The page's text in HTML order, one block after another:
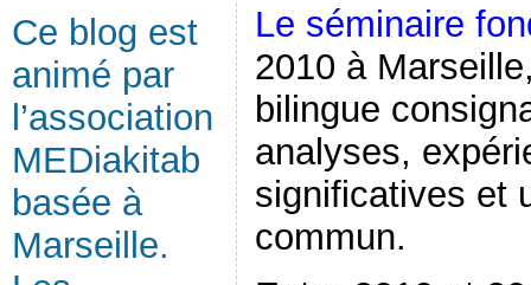
Ce blog est
animé par
l’association
MEDiakitab
basée à
Marseille.
Le séminaire
2010 à
bilingue
analyses,
significatives et
commun.